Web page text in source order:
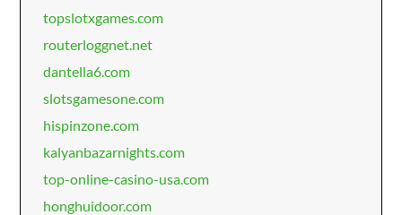
topslotxgames.com
routerloggnet.net
dantella6.com
slotsgamesone.com
hispinzone.com
kalyanbazarnights.com
top-online-casino-usa.com
honghuidoor.com